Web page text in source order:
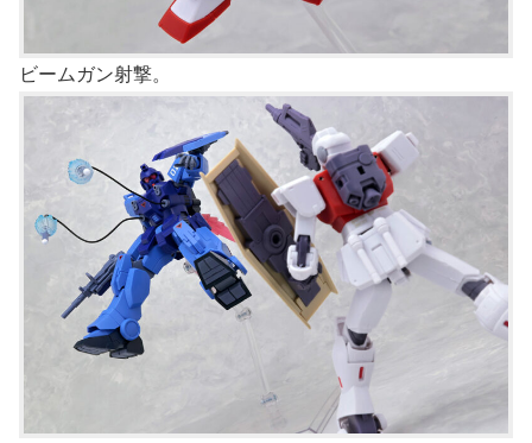
ビームガン射撃。